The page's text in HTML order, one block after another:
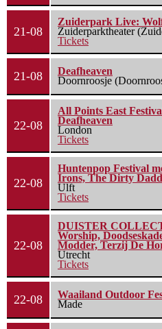
21-08
Zuiderpark Live:
Zuiderparktheater
Tickets
21-08
Deafheaven
Doornroosje
22-08
All Points East
Deafheaven
London
Tickets
22-08
Huntenpop Festival
Irons, The Dirty
Ulft
Tickets
22-08
DUISTER
Worship,
Modder, Terzij De
Utrecht
Tickets
22-08
Waailand Outdoor
Made